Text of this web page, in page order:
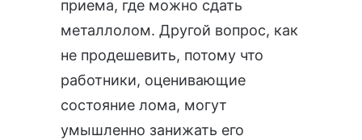
приема, где можно сдать
металлолом. Другой вопрос, как
не продешевить, потому что
работники, оценивающие
состояние лома, могут
умышленно занижать его